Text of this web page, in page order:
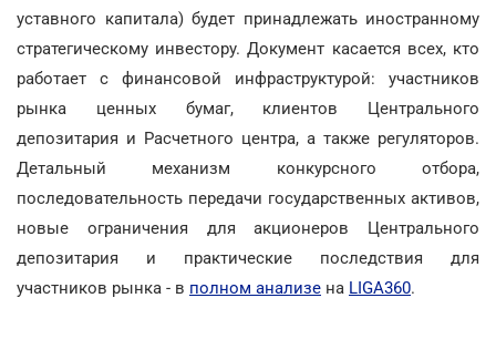
уставного капитала) будет принадлежать иностранному
стратегическому инвестору. Документ касается всех, кто
работает с финансовой инфраструктурой: участников
рынка ценных бумаг, клиентов Центрального
депозитария и Расчетного центра, а также регуляторов.
Детальный механизм конкурсного отбора,
последовательность передачи государственных активов,
новые ограничения для акционеров Центрального
депозитария и практические последствия для
участников рынка - в полном анализе на LIGA360.